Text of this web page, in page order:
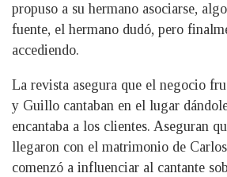
propuso a su hermano asociarse,
fuente, el hermano dudó, pero
accediendo.
La revista asegura que el negocio
y Guillo cantaban en el lugar
encantaba a los clientes. Aseguran
llegaron con el matrimonio de
comenzó a influenciar al cantante